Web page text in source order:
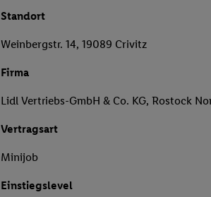
Standort
Weinbergstr. 14, 19089 Crivitz
Firma
Lidl Vertriebs-GmbH & Co. KG, Rostock
Vertragsart
Minijob
Einstiegslevel